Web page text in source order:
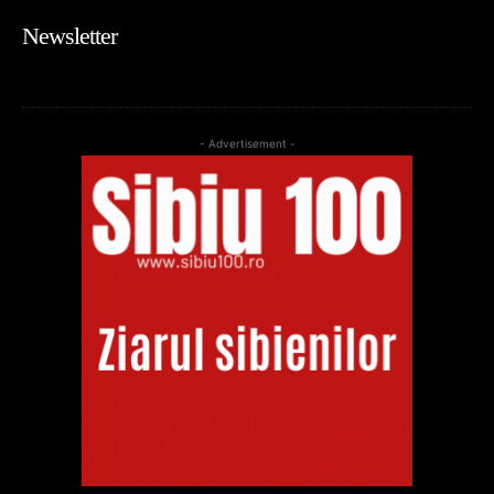
Newsletter
- Advertisement -